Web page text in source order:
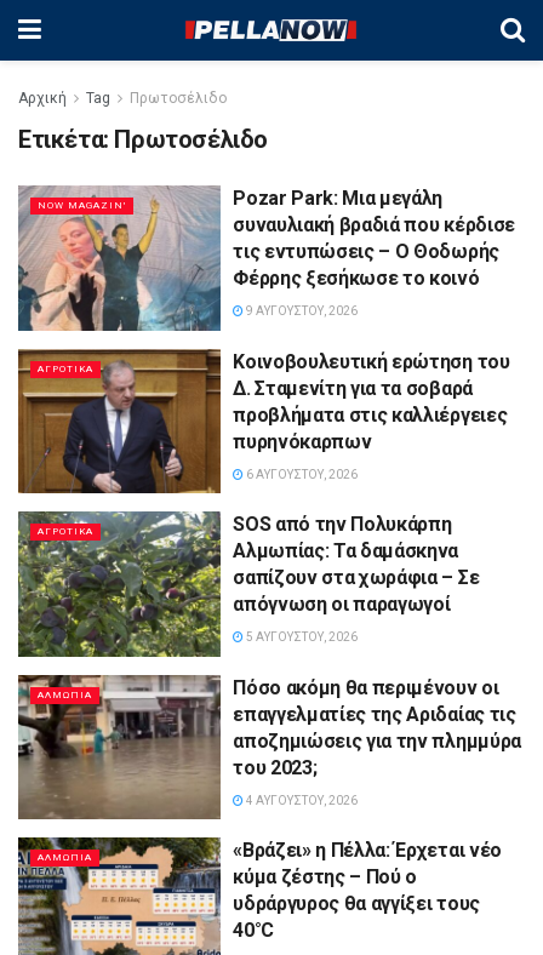
Αρχική Tag Πρωτοσέλιδο
Ετικέτα: Πρωτοσέλιδο
NOW MAGAZIN'
Pozar Park: Μια μεγάλη
συναυλιακή βραδιά που κέρδισε
τις εντυπώσεις – Ο Θοδωρής
Φέρρης ξεσήκωσε το κοινό
9 ΑΥΓΟΎΣΤΟΥ, 2026
ΑΓΡΟΤΙΚΆ
Κοινοβουλευτική ερώτηση του
Δ. Σταμενίτη για τα σοβαρά
προβλήματα στις καλλιέργειες
πυρηνόκαρπων
6 ΑΥΓΟΎΣΤΟΥ, 2026
ΑΓΡΟΤΙΚΆ
SOS από την Πολυκάρπη
Αλμωπίας: Τα δαμάσκηνα
σαπίζουν στα χωράφια – Σε
απόγνωση οι παραγωγοί
5 ΑΥΓΟΎΣΤΟΥ, 2026
ΑΛΜΩΠΊΑ
Πόσο ακόμη θα περιμένουν οι
επαγγελματίες της Αριδαίας τις
αποζημιώσεις για την πλημμύρα
του 2023;
4 ΑΥΓΟΎΣΤΟΥ, 2026
ΑΛΜΩΠΊΑ
«Βράζει» η Πέλλα: Έρχεται νέο
κύμα ζέστης – Πού ο
υδράργυρος θα αγγίξει τους
40°C